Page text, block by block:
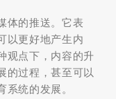
体的推送。它表
以更好地产生内
观点下，内容的升
的过程，甚至可以
统的发展。